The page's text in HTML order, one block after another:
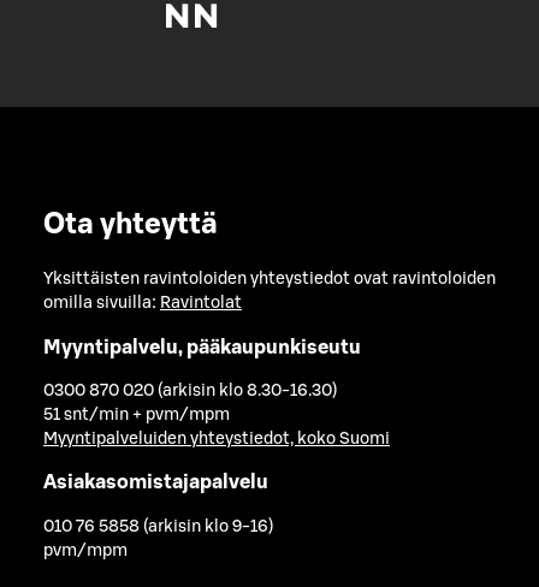
Ota yhteyttä
Yksittäisten ravintoloiden yhteystiedot ovat ravintoloiden
omilla sivuilla: Ravintolat
Myyntipalvelu, pääkaupunkiseutu
0300 870 020 (arkisin klo 8.30-16.30)
51 snt/min + pvm/mpm
Myyntipalveluiden yhteystiedot, koko Suomi
Asiakasomistajapalvelu
010 76 5858 (arkisin klo 9-16)
pvm/mpm